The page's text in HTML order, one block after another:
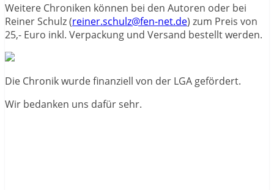
Weitere Chroniken können bei den Autoren oder bei
Reiner Schulz (reiner.schulz@fen-net.de) zum Preis von
25,- Euro inkl. Verpackung und Versand bestellt werden.
Die Chronik wurde finanziell von der LGA gefördert.
Wir bedanken uns dafür sehr.